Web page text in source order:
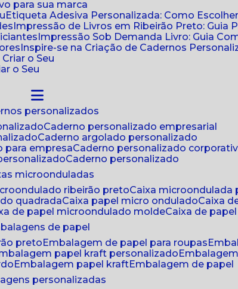
para sua marca
Etiqueta Adesiva Personalizada: Como
Impressão de Livros em Ribeirão Preto: Guia
Impressão Sob Demanda Livro: Guia
Inspire-se na Criação de Cadernos
o Seu
o Seu
personalizados
caderno personalizado empresarial
caderno argolado personalizado
para empresa
caderno personalizado
caderno personalizado
microonduladas
ribeirão preto
caixa microondulada
quadrada caixa papel micro ondulado
caixa
de papel microondulado molde
caixa de
de papel
preto embalagem de papel para roupas
papel kraft personalizado
embalagem papel kraft
embalagem de papel
personalizadas